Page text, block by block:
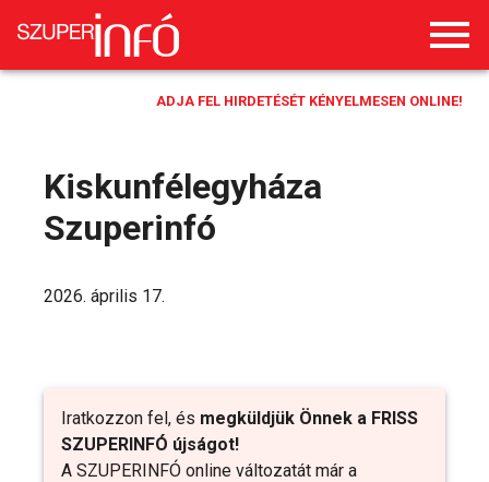
ADJA FEL HIRDETÉSÉT KÉNYELMESEN ONLINE!
Kiskunfélegyháza
Szuperinfó
Iratkozzon fel, és megküldjük Önnek a FRISS
SZUPERINFÓ újságot!
A SZUPERINFÓ online változatát már a
2026. április 17.